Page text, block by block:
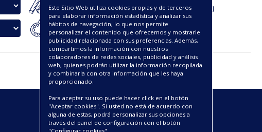
ENLACES
Este Sitio Web utiliza cookies propias y de terceros
para elaborar información estadística y analizar sus
hábitos de navegación, lo que nos permite
personalizar el contenido que ofrecemos y mostrarle
publicidad relacionada con sus preferencias. Además,
compartimos la información con nuestros
colaboradores de redes sociales, publicidad y análisis
web, quienes podrán utilizar la información recopilada
y combinarla con otra información que les haya
proporcionado.
Para aceptar su uso puede hacer click en el botón
"Aceptar cookies". Si usted no está de acuerdo con
alguna de estas, podrá personalizar sus opciones a
través del panel de configuración con el botón